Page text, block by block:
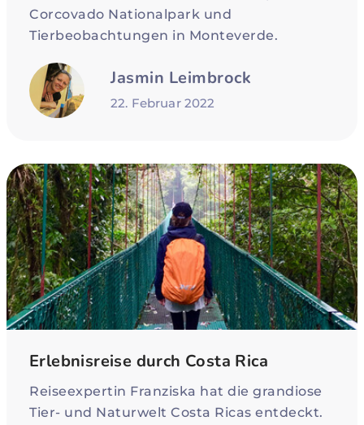
Corcovado Nationalpark und
Tierbeobachtungen in Monteverde.
Jasmin Leimbrock
22. Februar 2022
Erlebnisreise durch Costa Rica
Reiseexpertin Franziska hat die grandiose
Tier- und Naturwelt Costa Ricas entdeckt.